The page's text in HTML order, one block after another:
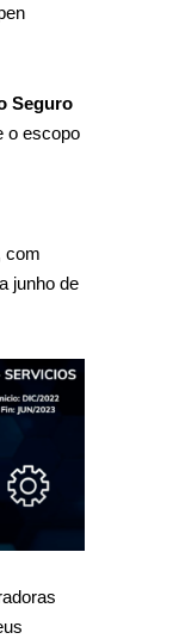
Seguro
o escopo
com
junho de